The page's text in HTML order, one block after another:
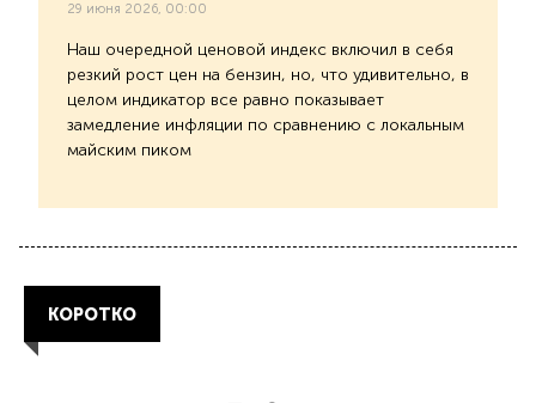
29 июня 2026, 00:00
Наш очередной ценовой индекс включил в себя
резкий рост цен на бензин, но, что удивительно, в
целом индикатор все равно показывает
замедление инфляции по сравнению с локальным
майским пиком
КОРОТКО